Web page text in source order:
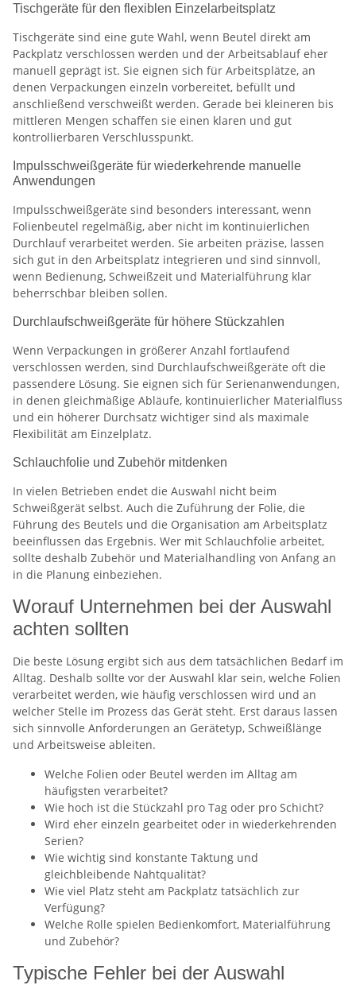
Tischgeräte für den flexiblen Einzelarbeitsplatz
Tischgeräte sind eine gute Wahl, wenn Beutel direkt am
Packplatz verschlossen werden und der Arbeitsablauf eher
manuell geprägt ist. Sie eignen sich für Arbeitsplätze, an
denen Verpackungen einzeln vorbereitet, befüllt und
anschließend verschweißt werden. Gerade bei kleineren bis
mittleren Mengen schaffen sie einen klaren und gut
kontrollierbaren Verschlusspunkt.
Impulsschweißgeräte für wiederkehrende manuelle
Anwendungen
Impulsschweißgeräte sind besonders interessant, wenn
Folienbeutel regelmäßig, aber nicht im kontinuierlichen
Durchlauf verarbeitet werden. Sie arbeiten präzise, lassen
sich gut in den Arbeitsplatz integrieren und sind sinnvoll,
wenn Bedienung, Schweißzeit und Materialführung klar
beherrschbar bleiben sollen.
Durchlaufschweißgeräte für höhere Stückzahlen
Wenn Verpackungen in größerer Anzahl fortlaufend
verschlossen werden, sind Durchlaufschweißgeräte oft die
passendere Lösung. Sie eignen sich für Serienanwendungen,
in denen gleichmäßige Abläufe, kontinuierlicher Materialfluss
und ein höherer Durchsatz wichtiger sind als maximale
Flexibilität am Einzelplatz.
Schlauchfolie und Zubehör mitdenken
In vielen Betrieben endet die Auswahl nicht beim
Schweißgerät selbst. Auch die Zuführung der Folie, die
Führung des Beutels und die Organisation am Arbeitsplatz
beeinflussen das Ergebnis. Wer mit Schlauchfolie arbeitet,
sollte deshalb Zubehör und Materialhandling von Anfang an
in die Planung einbeziehen.
Worauf Unternehmen bei der Auswahl
achten sollten
Die beste Lösung ergibt sich aus dem tatsächlichen Bedarf im
Alltag. Deshalb sollte vor der Auswahl klar sein, welche Folien
verarbeitet werden, wie häufig verschlossen wird und an
welcher Stelle im Prozess das Gerät steht. Erst daraus lassen
sich sinnvolle Anforderungen an Gerätetyp, Schweißlänge
und Arbeitsweise ableiten.
Welche Folien oder Beutel werden im Alltag am
häufigsten verarbeitet?
Wie hoch ist die Stückzahl pro Tag oder pro Schicht?
Wird eher einzeln gearbeitet oder in wiederkehrenden
Serien?
Wie wichtig sind konstante Taktung und
gleichbleibende Nahtqualität?
Wie viel Platz steht am Packplatz tatsächlich zur
Verfügung?
Welche Rolle spielen Bedienkomfort, Materialführung
und Zubehör?
Typische Fehler bei der Auswahl